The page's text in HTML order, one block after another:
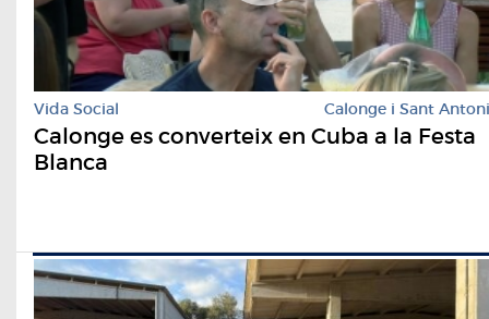
Vida Social Calonge i Sant Antoni
Calonge es converteix en Cuba a la Festa
Blanca